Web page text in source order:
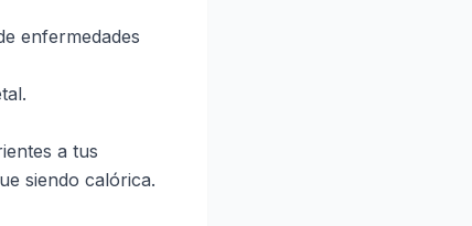
enfermedades
a tus
siendo calórica.